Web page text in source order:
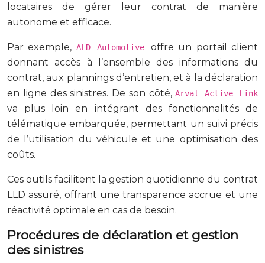
locataires de gérer leur contrat de manière
autonome et efficace.
Par exemple, ALD Automotiveoffre un portail client
donnant accès à l’ensemble des informations du
contrat, aux plannings d’entretien, et à la déclaration
en ligne des sinistres. De son côté,Arval Active Link
va plus loin en intégrant des fonctionnalités de
télématique embarquée, permettant un suivi précis
de l’utilisation du véhicule et une optimisation des
coûts.
Ces outils facilitent la gestion quotidienne du contrat
LLD assuré, offrant une transparence accrue et une
réactivité optimale en cas de besoin.
Procédures de déclaration et gestion
des sinistres